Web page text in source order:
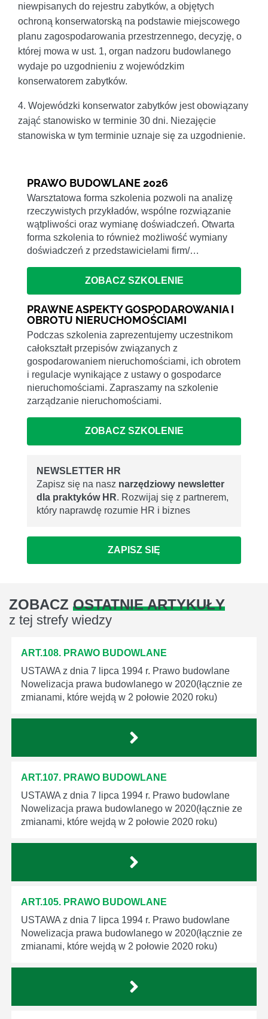
niewpisanych do rejestru zabytków, a objętych
ochroną konserwatorską na podstawie miejscowego
planu zagospodarowania przestrzennego, decyzję, o
której mowa w ust. 1, organ nadzoru budowlanego
wydaje po uzgodnieniu z wojewódzkim
konserwatorem zabytków.
4. Wojewódzki konserwator zabytków jest obowiązany
zająć stanowisko w terminie 30 dni. Niezajęcie
stanowiska w tym terminie uznaje się za uzgodnienie.
PRAWO BUDOWLANE 2026
Warsztatowa forma szkolenia pozwoli na analizę
rzeczywistych przykładów, wspólne rozwiązanie
wątpliwości oraz wymianę doświadczeń. Otwarta
forma szkolenia to również możliwość wymiany
doświadczeń z przedstawicielami firm/…
ZOBACZ SZKOLENIE
PRAWNE ASPEKTY GOSPODAROWANIA I
OBROTU NIERUCHOMOŚCIAMI
Podczas szkolenia zaprezentujemy uczestnikom
całokształt przepisów związanych z
gospodarowaniem nieruchomościami, ich obrotem
i regulacje wynikające z ustawy o gospodarce
nieruchomościami. Zapraszamy na szkolenie
zarządzanie nieruchomościami.
ZOBACZ SZKOLENIE
NEWSLETTER HR
Zapisz się na nasz narzędziowy newsletter
dla praktyków HR. Rozwijaj się z partnerem,
który naprawdę rozumie HR i biznes
ZAPISZ SIĘ
ZOBACZ OSTATNIE ARTYKUŁY
z tej strefy wiedzy
ART.108. PRAWO BUDOWLANE
USTAWA z dnia 7 lipca 1994 r. Prawo budowlane
Nowelizacja prawa budowlanego w 2020(łącznie ze
zmianami, które wejdą w 2 połowie 2020 roku)
ART.107. PRAWO BUDOWLANE
USTAWA z dnia 7 lipca 1994 r. Prawo budowlane
Nowelizacja prawa budowlanego w 2020(łącznie ze
zmianami, które wejdą w 2 połowie 2020 roku)
ART.105. PRAWO BUDOWLANE
USTAWA z dnia 7 lipca 1994 r. Prawo budowlane
Nowelizacja prawa budowlanego w 2020(łącznie ze
zmianami, które wejdą w 2 połowie 2020 roku)